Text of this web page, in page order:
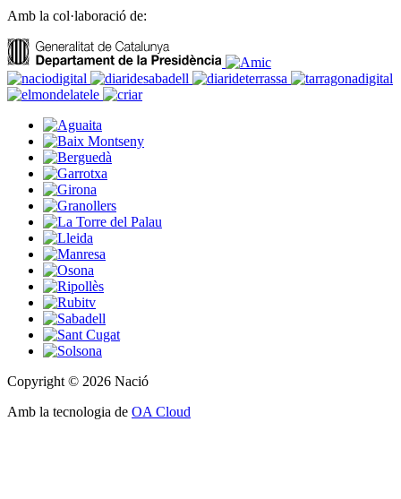
Amb la col·laboració de:
Copyright © 2026 Nació
Amb la tecnologia de OA Cloud